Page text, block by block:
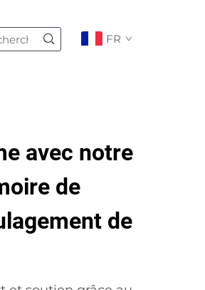
FR
avec notre
de
de